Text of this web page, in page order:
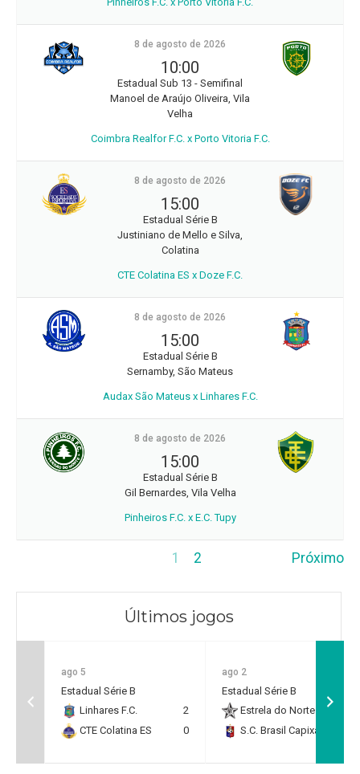
8 de agosto de 2026
10:00
Estadual Sub 13 - Semifinal
Manoel de Araújo Oliveira, Vila
Velha
Coimbra Realfor F.C. x Porto Vitoria F.C.
8 de agosto de 2026
15:00
Estadual Série B
Justiniano de Mello e Silva,
Colatina
CTE Colatina ES x Doze F.C.
8 de agosto de 2026
15:00
Estadual Série B
Sernamby, São Mateus
Audax São Mateus x Linhares F.C.
8 de agosto de 2026
15:00
Estadual Série B
Gil Bernardes, Vila Velha
Pinheiros F.C. x E.C. Tupy
1 2 Próximo
Últimos jogos
ago 5
Estadual Série B
Linhares F.C.
2
CTE Colatina ES
0
ago 2
Estadual Série B
Estrela do Norte F.C.
S.C. Brasil Capixaba